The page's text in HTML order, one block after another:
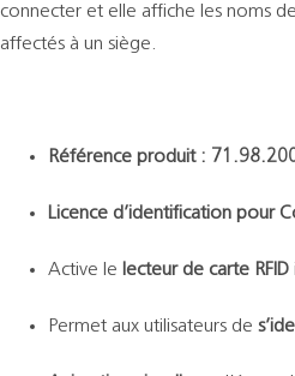
connecter et elle affiche les noms
affectés à un siège.
Référence produit :
Licence d’identification pour
Active le lecteur de carte RFID
Permet aux utilisateurs de